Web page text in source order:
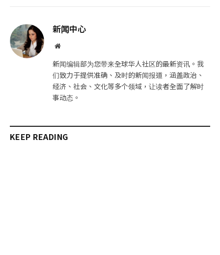
新闻中心
网
新闻编辑部为您带来全球华人社区的最新资讯。我
们致力于提供准确、及时的新闻报道，涵盖政治、
经济、社会、文化等多个领域，让读者全面了解时
事动态。
KEEP READING